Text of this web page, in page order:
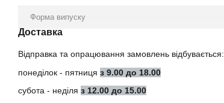
Форма випуску
Доставка
Відправка та опрацювання замовлень відбувається:
понеділок - пятниця з 9.00 до 18.00
субота - неділя з 12.00 до 15.00